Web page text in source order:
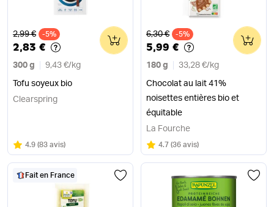
Ancien prix
2,99 € -5%
2,83 €
300 g 9,43 €/ kg
Tofu soyeux bio
0
Clearspring
Note
4.9 sur 5
(83 avis)
Ancien prix
6,30 € -5%
5,99 €
180 g 33,28 €/ kg
Chocolat au lait 41%
noisettes entières bio et
équitable
0
La Fourche
Note
4.7 sur 5
(36 avis)
Fait en France